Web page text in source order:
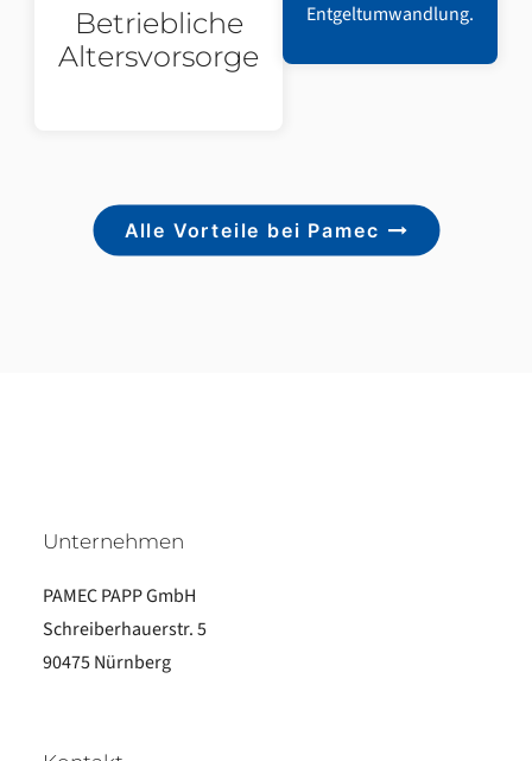
Betriebliche
Altersvorsorge
Entgeltumwandlung.
Alle Vorteile bei Pamec
Unternehmen
PAMEC PAPP GmbH
Schreiberhauerstr. 5
90475 Nürnberg